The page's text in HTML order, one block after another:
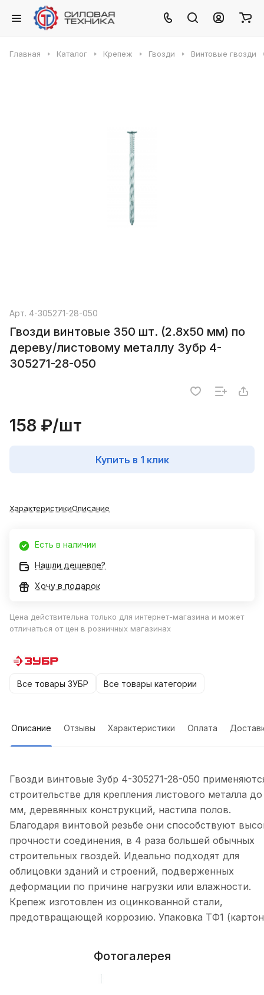
Главная Каталог Крепеж Гвозди Винтовые гвозди
Арт. 4-305271-28-050
Гвозди винтовые 350 шт. (2.8х50 мм) по
дереву/листовому металлу Зубр 4-
305271-28-050
158 ₽/шт
Купить в 1 клик
ХарактеристикиОписание
Есть в наличии
Нашли дешевле?
Хочу в подарок
Цена действительна только для интернет-магазина и может
отличаться от цен в розничных магазинах
Все товары ЗУБР Все товары категории
Описание Отзывы Характеристики Оплата
Гвозди винтовые Зубр 4-305271-28-050
строительстве для крепления листового металла
мм, деревянных конструкций, настила полов.
Благодаря винтовой резьбе они способствуют
прочности соединения, в 4 раза большей обычных
строительных гвоздей. Идеально подходят для
облицовки зданий и строений, подверженных
деформации по причине нагрузки или влажности.
Крепеж изготовлен из оцинкованной стали,
предотвращающей коррозию. Упаковка ТФ1
Фотогалерея